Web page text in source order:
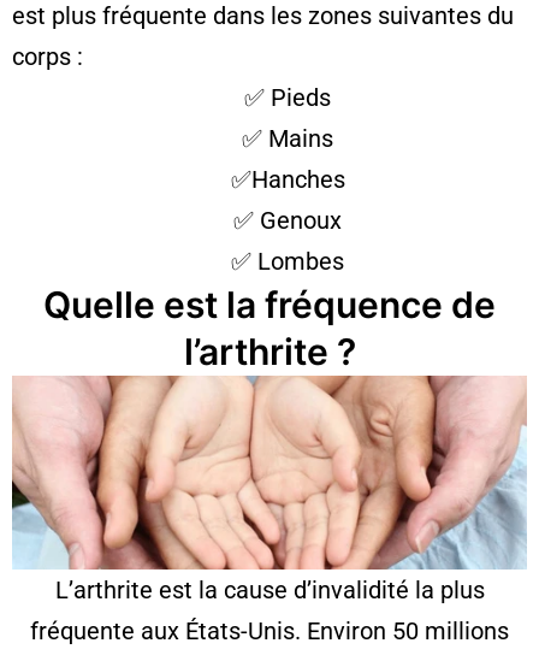
est plus fréquente dans les zones suivantes du
corps :
✅ Pieds
✅ Mains
✅Hanches
✅ Genoux
✅ Lombes
Quelle est la fréquence de
l’arthrite ?
L’arthrite est la cause d’invalidité la plus
fréquente aux États-Unis. Environ 50 millions